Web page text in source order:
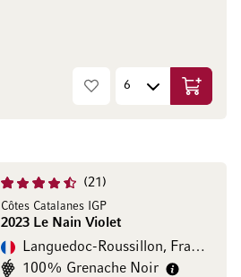
In den
21
Côtes Catalanes IGP
2023 Le Nain Violet
Languedoc-Roussillon, Frankreich
100% Grenache Noir